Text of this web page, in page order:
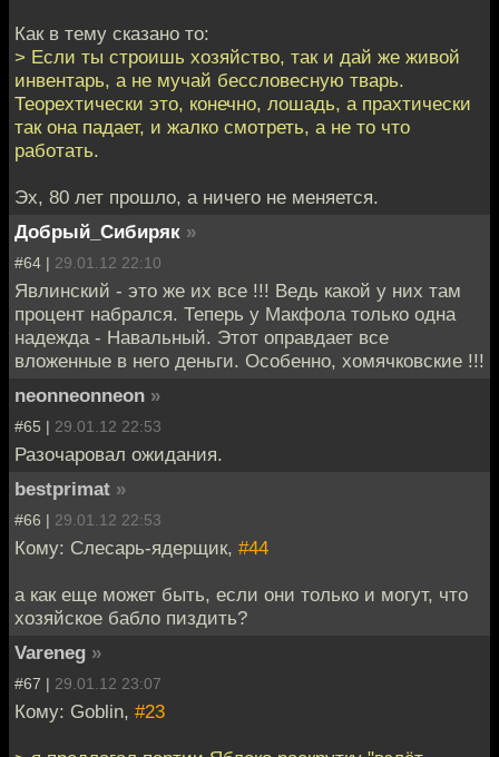
Как в тему сказано то:
> Если ты строишь хозяйство, так и дай же живой
инвентарь, а не мучай бессловесную тварь.
Теорехтически это, конечно, лошадь, а прахтически
так она падает, и жалко смотреть, а не то что
работать.
Эх, 80 лет прошло, а ничего не меняется.
Добрый_Сибиряк »
#64 | 29.01.12 22:10
Явлинский - это же их все !!! Ведь какой у них там
процент набрался. Теперь у Макфола только одна
надежда - Навальный. Этот оправдает все
вложенные в него деньги. Особенно, хомячковские !!!
neonneonneon »
#65 | 29.01.12 22:53
Разочаровал ожидания.
bestprimat »
#66 | 29.01.12 22:53
Кому: Слесарь-ядерщик, #44
а как еще может быть, если они только и могут, что
хозяйское бабло пиздить?
Vareneg »
#67 | 29.01.12 23:07
Кому: Goblin, #23